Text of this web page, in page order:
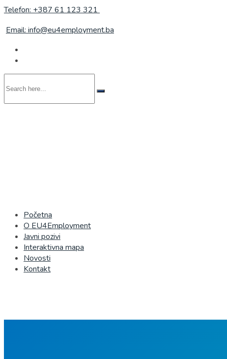
Telefon: +387 61 123 321
Email: info@eu4employment.ba
here...
Početna
O EU4Employment
Javni pozivi
Interaktivna mapa
Novosti
Kontakt